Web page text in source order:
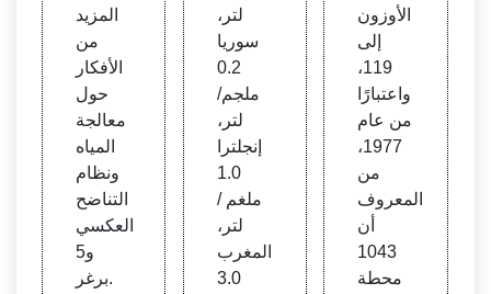
المزيد
من
الأفكار
حول
معالجة
المياه
ونظام
التناضح
العكسي
و5
برغر.
لتر،
سوريا
0.2
ملجم/
لتر،
إنجلترا
1.0
ملغم /
لتر،
المغرب
3.0
الأوزون
إلى
119،
واعتبارًا
من عام
1977،
من
المعروف
أن
1043
محطة